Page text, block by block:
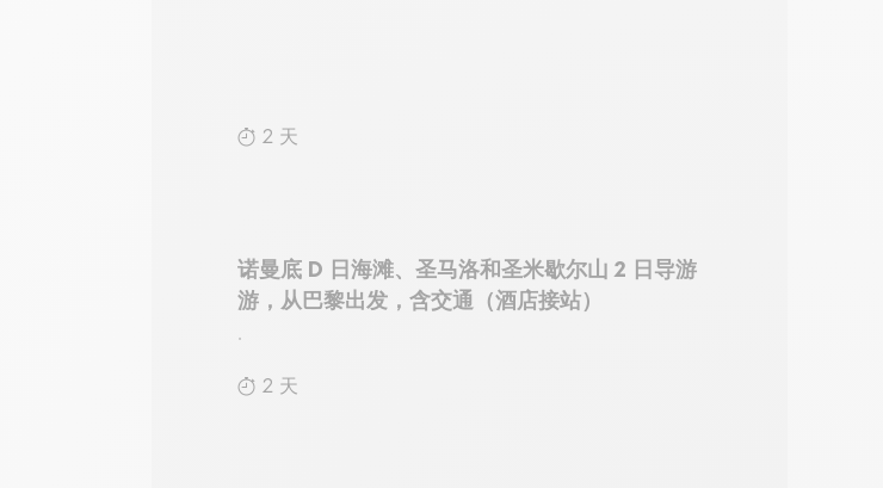
2 天
诺曼底 D 日海滩、圣马洛和圣米歇尔山 2 日导游
游，从巴黎出发，含交通（酒店接站）
.
2 天